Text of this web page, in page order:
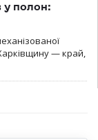
у полон:
— край,